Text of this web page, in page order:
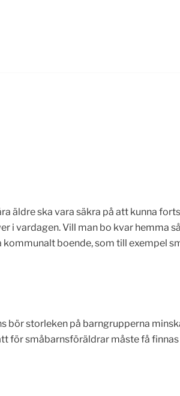
äldre ska vara säkra på att kunna
i vardagen. Vill man bo kvar hemma
kommunalt boende, som till exempel
bör storleken på barngrupperna
för småbarnsföräldrar måste få